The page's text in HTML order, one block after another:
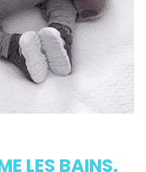
LES BAINS.